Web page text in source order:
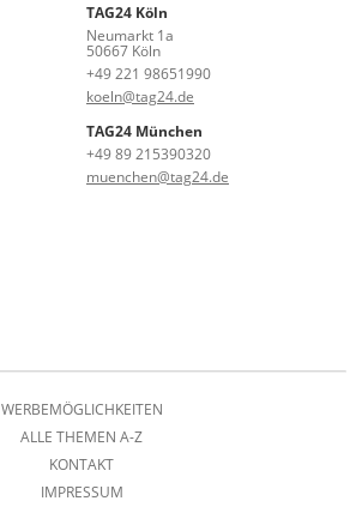
TAG24 Köln
Neumarkt 1a
50667 Köln
+49 221 98651990
koeln@tag24.de
TAG24 München
+49 89 215390320
muenchen@tag24.de
WERBEMÖGLICHKEITEN
ALLE THEMEN A-Z
KONTAKT
IMPRESSUM